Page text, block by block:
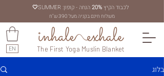
לכבוד הקיץ20% הנחה - קופון: SUMMER 🤍
משלוח חינם בקניה מעל 390 ש"ח
EN The First Yoga Muslin Blanket
בלוג